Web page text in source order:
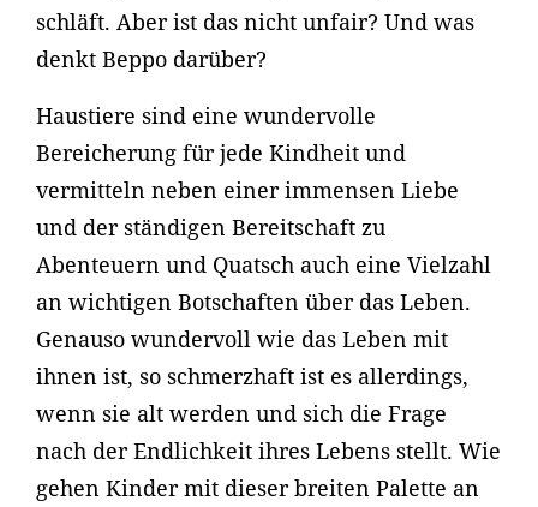
schläft. Aber ist das nicht unfair? Und was
denkt Beppo darüber?
Haustiere sind eine wundervolle
Bereicherung für jede Kindheit und
vermitteln neben einer immensen Liebe
und der ständigen Bereitschaft zu
Abenteuern und Quatsch auch eine Vielzahl
an wichtigen Botschaften über das Leben.
Genauso wundervoll wie das Leben mit
ihnen ist, so schmerzhaft ist es allerdings,
wenn sie alt werden und sich die Frage
nach der Endlichkeit ihres Lebens stellt. Wie
gehen Kinder mit dieser breiten Palette an